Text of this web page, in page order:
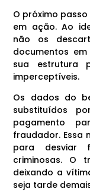
O próximo
em ação. Ao
não os
documentos
sua estrutura
imperceptíveis.
Os dados do
substituídos
pagamento
fraudador. Essa
para desviar
criminosas. O
deixando a
seja tarde